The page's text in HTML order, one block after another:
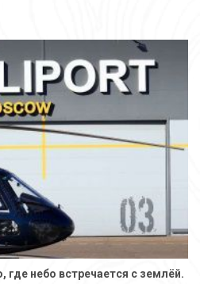
небо встречается с землёй.